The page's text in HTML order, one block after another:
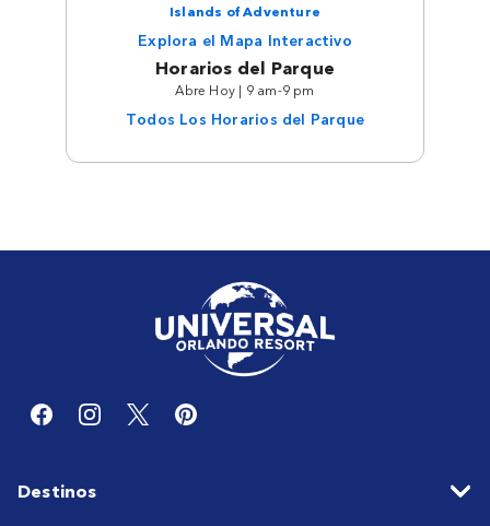
Islands of Adventure
Explora el Mapa Interactivo
Horarios del Parque
Abre Hoy | 9 am-9 pm
Todos Los Horarios del Parque
Destinos